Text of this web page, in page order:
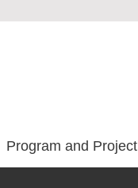
Program and Project